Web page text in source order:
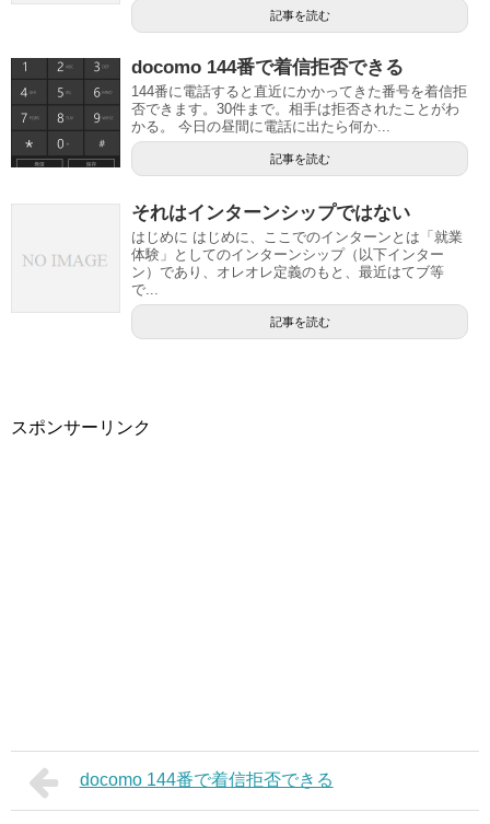
記事を読む
docomo 144番で着信拒否できる
144番に電話すると直近にかかってきた番号を着信拒
否できます。30件まで。相手は拒否されたことがわ
かる。 今日の昼間に電話に出たら何か...
記事を読む
それはインターンシップではない
はじめに はじめに、ここでのインターンとは「就業
体験」としてのインターンシップ（以下インター
ン）であり、オレオレ定義のもと、最近はてブ等
で...
記事を読む
スポンサーリンク
docomo 144番で着信拒否できる